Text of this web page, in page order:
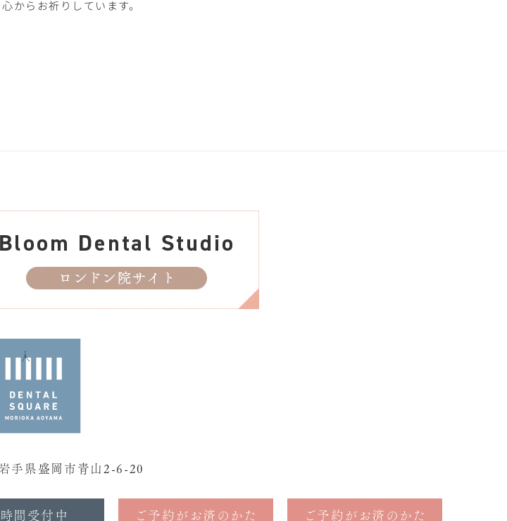
からお祈りしています。
手県盛岡市青山2-6-20
間受付中 ご予約がお済のかた ご予約がお済のかた